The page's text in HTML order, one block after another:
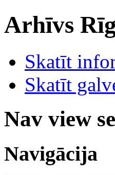
Arhīvs
Skatīt
Skatīt
Nav view
Navigācija